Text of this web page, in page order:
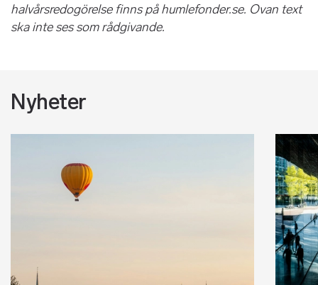
halvårsredogörelse finns på humlefonder.se. Ovan text
ska inte ses som rådgivande.
Nyheter